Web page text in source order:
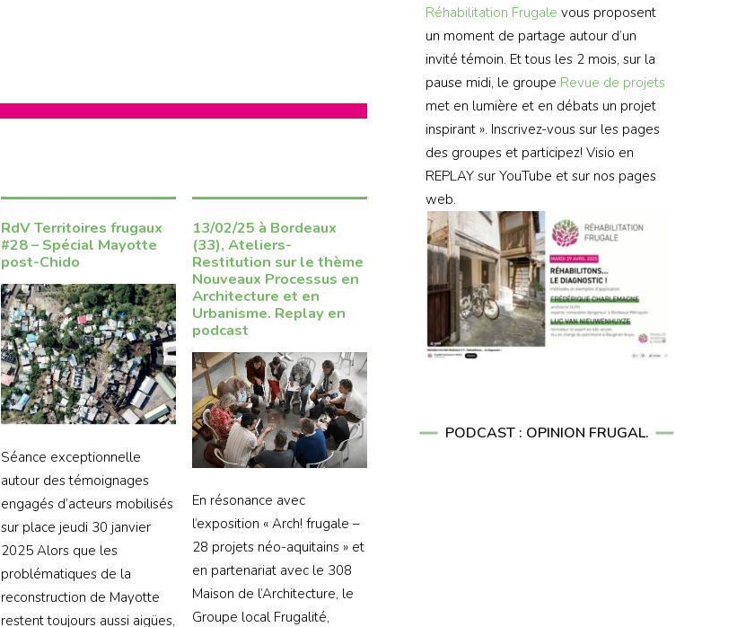
RdV Territoires frugaux
#28 – Spécial Mayotte
post-Chido
Séance exceptionnelle
autour des témoignages
engagés d’acteurs mobilisés
sur place jeudi 30 janvier
2025 Alors que les
problématiques de la
reconstruction de Mayotte
restent toujours aussi aigües,
13/02/25 à Bordeaux
(33), Ateliers-
Restitution sur le thème
Nouveaux Processus en
Architecture et en
Urbanisme. Replay en
podcast
En résonance avec
l’exposition « Arch! frugale –
28 projets néo-aquitains » et
en partenariat avec le 308
Maison de l’Architecture, le
Groupe local Frugalité,
Réhabilitation Frugale vous proposent
un moment de partage autour d’un
invité témoin. Et tous les 2 mois, sur la
pause midi, le groupe Revue de projets
met en lumière et en débats un projet
inspirant ». Inscrivez-vous sur les pages
des groupes et participez! Visio en
REPLAY sur YouTube et sur nos pages
web.
PODCAST : OPINION FRUGAL.